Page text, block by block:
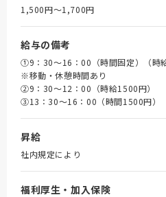
1,500円〜1,700円
給与の備考
①9：30～16：00（時間固定）（時
※移動・休憩時間あり
➁9：30～12：00（時給1500円）
③13：30～16：00（時間1500円）
昇給
社内規定により
福利厚生・加入保険